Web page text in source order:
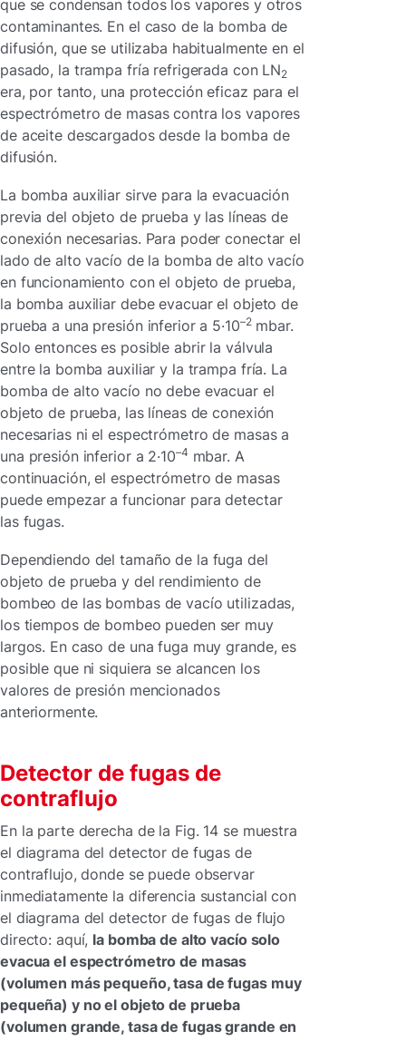
que se condensan todos los vapores y otros
contaminantes. En el caso de la bomba de
difusión, que se utilizaba habitualmente en el
pasado, la trampa fría refrigerada con LN2
era, por tanto, una protección eficaz para el
espectrómetro de masas contra los vapores
de aceite descargados desde la bomba de
difusión.
La bomba auxiliar sirve para la evacuación
previa del objeto de prueba y las líneas de
conexión necesarias. Para poder conectar el
lado de alto vacío de la bomba de alto vacío
en funcionamiento con el objeto de prueba,
la bomba auxiliar debe evacuar el objeto de
prueba a una presión inferior a 5·10–2mbar.
Solo entonces es posible abrir la válvula
entre la bomba auxiliar y la trampa fría. La
bomba de alto vacío no debe evacuar el
objeto de prueba, las líneas de conexión
necesarias ni el espectrómetro de masas a
una presión inferior a 2·10–4 mbar. A
continuación, el espectrómetro de masas
puede empezar a funcionar para detectar
las fugas.
Dependiendo del tamaño de la fuga del
objeto de prueba y del rendimiento de
bombeo de las bombas de vacío utilizadas,
los tiempos de bombeo pueden ser muy
largos. En caso de una fuga muy grande, es
posible que ni siquiera se alcancen los
valores de presión mencionados
anteriormente.
Detector de fugas de
contraflujo
En la parte derecha de la Fig. 14 se muestra
el diagrama del detector de fugas de
contraflujo, donde se puede observar
inmediatamente la diferencia sustancial con
el diagrama del detector de fugas de flujo
directo: aquí, la bomba de alto vacío solo
evacua el espectrómetro de masas
(volumen más pequeño, tasa de fugas muy
pequeña) y no el objeto de prueba
(volumen grande, tasa de fugas grande en